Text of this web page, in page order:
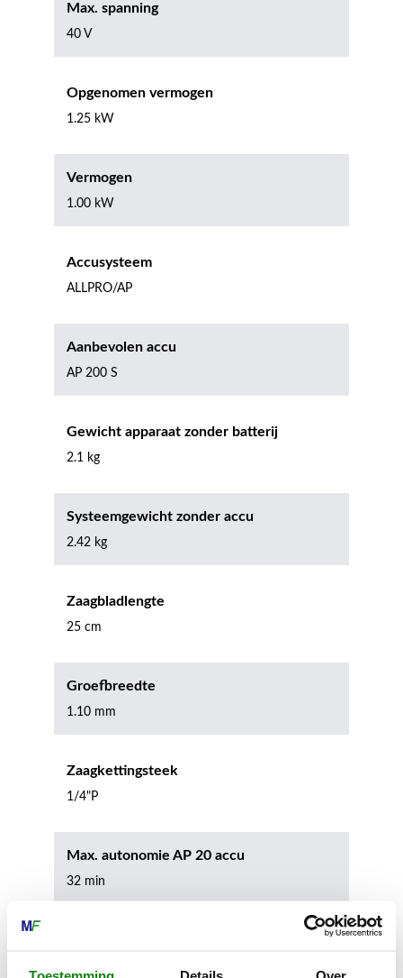
Max. spanning
40 V
Opgenomen vermogen
1.25 kW
Vermogen
1.00 kW
Accusysteem
ALLPRO/AP
Aanbevolen accu
AP 200 S
Gewicht apparaat zonder batterij
2.1 kg
Systeemgewicht zonder accu
2.42 kg
Zaagbladlengte
25 cm
Groefbreedte
1.10 mm
Zaagkettingsteek
1/4"P
Max. autonomie AP 20 accu
32 min